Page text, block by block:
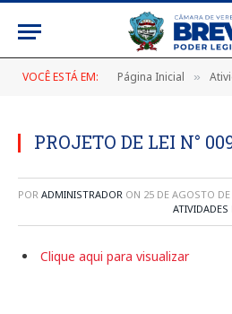
VOCÊ ESTÁ EM: Página Inicial »
PROJETO DE LEI N°
POR ADMINISTRADOR ON 25 DE AGOSTO
ATIVIDADES
Clique aqui para visualizar